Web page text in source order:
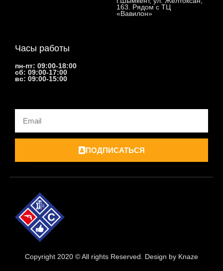
163. Рядом с ТЦ
«Вавилон»
Часы работы
пн-пт: 09:00-18:00
сб: 09:00-17:00
вс: 09:00-15:00
Email
ПОДПИСАТЬСЯ
Copyright 2020 © All rights Reserved. Design by Knaze